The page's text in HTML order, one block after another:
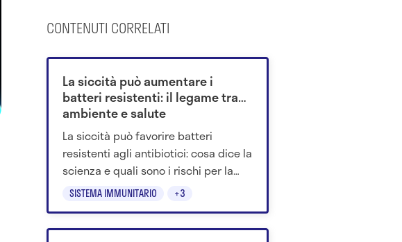
CONTENUTI CORRELATI
SISTEMA IMMUNITARIO +3
La siccità può aumentare i
batteri resistenti: il legame tra
ambiente e salute
La siccità può favorire batteri
resistenti agli antibiotici: cosa dice la
scienza e quali sono i rischi per la
salute umana.